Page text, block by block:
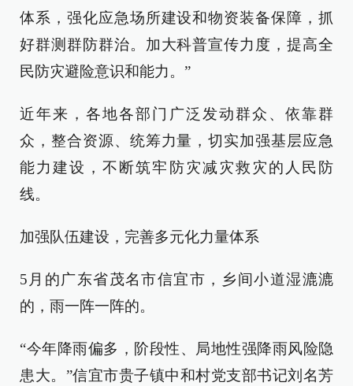
体系，强化应急场所建设和物资装备保障，抓
好群测群防群治。加大科普宣传力度，提高全
民防灾避险意识和能力。”
近年来，各地各部门广泛发动群众、依靠群
众，整合资源、统筹力量，切实加强基层应急
能力建设，不断筑牢防灾减灾救灾的人民防
线。
加强队伍建设，完善多元化力量体系
5月的广东省茂名市信宜市，乡间小道湿漉漉
的，雨一阵一阵的。
“今年降雨偏多，阶段性、局地性强降雨风险隐
患大。”信宜市贵子镇中和村党支部书记刘名芳